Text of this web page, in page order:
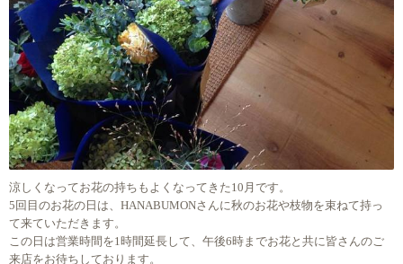
涼しくなってお花の持ちもよくなってきた10月です。
5回目のお花の日は、HANABUMONさんに秋のお花や枝物を束ねて持っ
て来ていただきます。
この日は営業時間を1時間延長して、午後6時までお花と共に皆さんのご
来店をお待ちしております。